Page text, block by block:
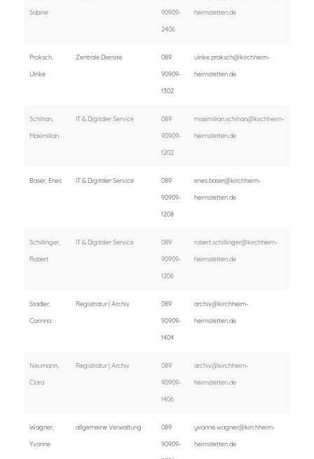
Sabine 90909-
2406
heimstetten.de
Proksch,
Ulrike
Zentrale Dienste 089
90909-
1302
ulrike.proksch@kirchheim-
heimstetten.de
Schihan,
Maximilian
IT & Digitaler Service 089
90909-
1202
maximilian.schihan@kirchheim-
heimstetten.de
Baser, Enes IT & Digitaler Service 089
90909-
1208
enes.baser@kirchheim-
heimstetten.de
Schillinger,
Robert
IT & Digitaler Service 089
90909-
1206
robert.schillinger@kirchheim-
heimstetten.de
Stadler,
Corinna
Registratur | Archiv 089
90909-
1404
archiv@kirchheim-
heimstetten.de
Neumann,
Clara
Registratur | Archiv 089
90909-
1406
archiv@kirchheim-
heimstetten.de
Wagner,
Yvonne
allgemeine Verwaltung 089
90909-
yvonne.wagner@kirchheim-
heimstetten.de